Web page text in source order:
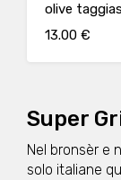
olive
13.00 €
Super
Nel bronsèr e
solo italiane